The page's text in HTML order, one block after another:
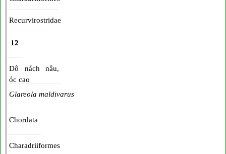
Recurvirostridae
12
Dô nách nâu,
óc cao
Glareola maldivarus
Chordata
Charadriiformes